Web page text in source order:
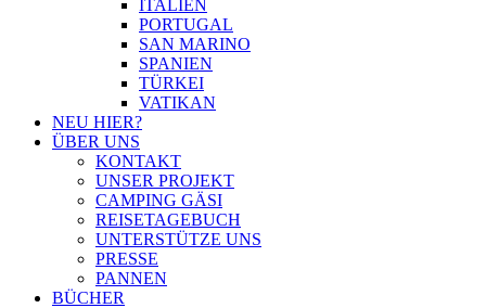
ITALIEN
PORTUGAL
SAN MARINO
SPANIEN
TÜRKEI
VATIKAN
NEU HIER?
ÜBER UNS
KONTAKT
UNSER PROJEKT
CAMPING GÄSI
REISETAGEBUCH
UNTERSTÜTZE UNS
PRESSE
PANNEN
BÜCHER